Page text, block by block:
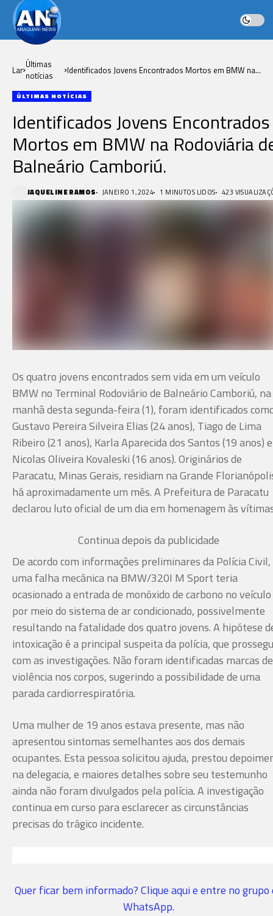
Lar Últimas
notícias
Identificados Jovens Encontrados Mortos em BMW na
ÚLTIMAS NOTÍCIAS
Identificados Jovens Encontrados
Mortos em BMW na Rodoviária
Balneário Camboriú.
JAQUELINE RAMOS JANEIRO 1, 2024 1 MINUTOS LIDOS 423
Os quatro jovens encontrados sem vida em um veículo
BMW no Terminal Rodoviário de Balneário Camboriú, na
manhã desta segunda-feira (1), foram identificados
Gustavo Pereira Silveira Elias (24 anos), Tiago de Lima
Ribeiro (21 anos), Karla Aparecida dos Santos (19 anos) e
Nicolas Oliveira Kovaleski (16 anos). Originários de
Paracatu, Minas Gerais, residiam na Grande
há aproximadamente um mês. A Prefeitura de Paracatu
declarou luto oficial de um dia em homenagem às
Continua depois da publicidade
De acordo com informações preliminares da Polícia Civil,
uma falha mecânica na BMW/320I M Sport teria
ocasionado a entrada de monóxido de carbono no veículo
por meio do sistema de ar condicionado, possivelmente
resultando na fatalidade dos quatro jovens. A hipótese
intoxicação é a principal suspeita da polícia, que
com as investigações. Não foram identificadas marcas de
violência nos corpos, sugerindo a possibilidade de uma
parada cardiorrespiratória.
Uma mulher de 19 anos estava presente, mas não
apresentou sintomas semelhantes aos dos demais
ocupantes. Esta pessoa solicitou ajuda, prestou
na delegacia, e maiores detalhes sobre seu testemunho
ainda não foram divulgados pela polícia. A investigação
continua em curso para esclarecer as circunstâncias
precisas do trágico incidente.
Quer ficar bem informado? Clique aqui e entre no grupo
WhatsApp.